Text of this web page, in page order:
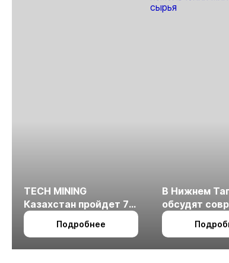
TECH MINING
Казахстан пройдет 7
октября в Алматы
Подробнее
В Нижнем
обсудят
технологии
измельчения